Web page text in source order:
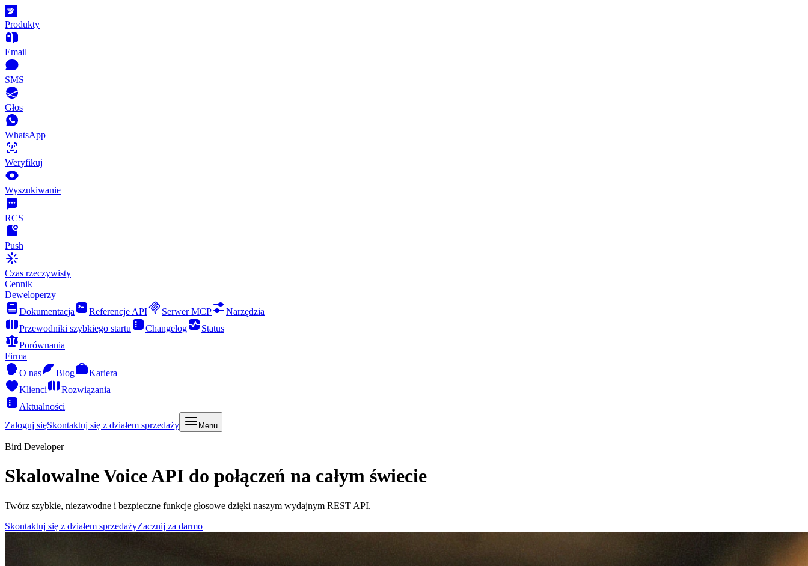
Produkty
Email
SMS
Głos
WhatsApp
Weryfikuj
Wyszukiwanie
RCS
Push
Czas rzeczywisty
Cennik
Deweloperzy
Dokumentacja
Referencje API Serwer MCP
Narzędzia
Przewodniki szybkiego startu
Changelog
Status
Porównania
Firma
O nas
Blog
Kariera
Klienci
Rozwiązania
Aktualności
Zaloguj sięSkontaktuj się z działem sprzedaży Menu
Bird Developer
Skalowalne Voice API do połączeń na całym świecie
Twórz szybkie, niezawodne i bezpieczne funkcje głosowe dzięki naszym wydajnym REST API.
Skontaktuj się z działem sprzedażyZacznij za darmo